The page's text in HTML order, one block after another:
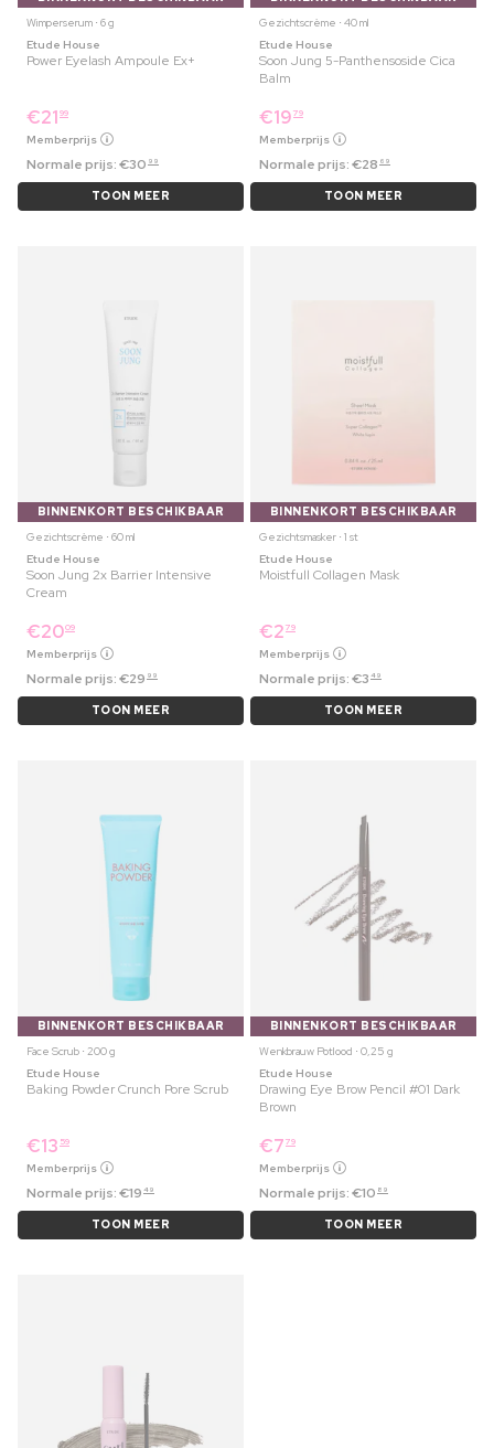
Wimperserum ⋅ 6 g
Etude House
Power Eyelash Ampoule Ex+
€21 99
Memberprijs
Normale prijs:€30 99
TOON MEER
Gezichtscrème ⋅ 40 ml
Etude House
Soon Jung 5-Panthensoside Cica
Balm
€19 79
Memberprijs
Normale prijs:€28 69
TOON MEER
BINNENKORT BESCHIKBAAR
Gezichtscrème ⋅ 60 ml
Etude House
Soon Jung 2x Barrier Intensive
Cream
€2009
Memberprijs
Normale prijs:€29 99
TOON MEER
BINNENKORT BESCHIKBAAR
Gezichtsmasker ⋅ 1 st
Etude House
Moistfull Collagen Mask
€2 79
Memberprijs
Normale prijs:€3 49
TOON MEER
BINNENKORT BESCHIKBAAR
Face Scrub ⋅ 200 g
Etude House
Baking Powder Crunch Pore Scrub
€13 59
Memberprijs
Normale prijs:€19 49
TOON MEER
BINNENKORT BESCHIKBAAR
Wenkbrauw Potlood ⋅ 0,25 g
Etude House
Drawing Eye Brow Pencil #01 Dark
Brown
€7 79
Memberprijs
Normale prijs:€10 89
TOON MEER